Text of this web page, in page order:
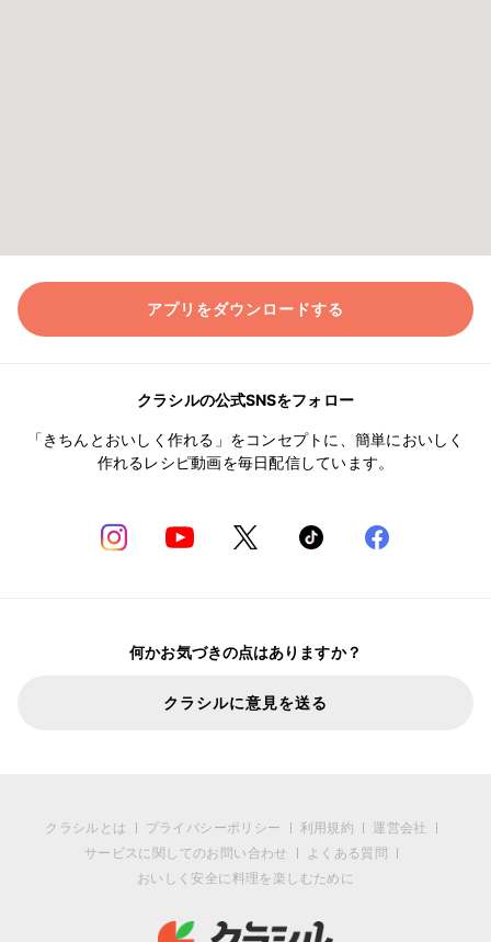
アプリをダウンロードする
クラシルの公式SNSをフォロー
「きちんとおいしく作れる」をコンセプトに、簡単においしく
作れるレシピ動画を毎日配信しています。
何かお気づきの点はありますか？
クラシルに意見を送る
クラシルとは プライバシーポリシー 利用規約
運営会社
サービスに関してのお問い合わせ
よくある質問
おいしく安全に料理を楽しむために